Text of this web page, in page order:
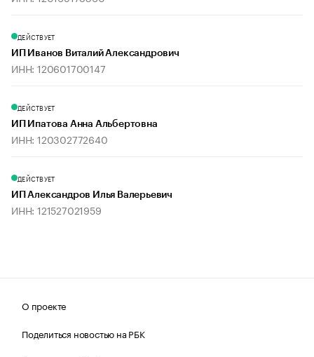
ДЕЙСТВУЕТ
ИП Иванов Виталий Александрович
ИНН: 120601700147
ДЕЙСТВУЕТ
ИП Ипатова Анна Альбертовна
ИНН: 120302772640
ДЕЙСТВУЕТ
ИП Александров Илья Валерьевич
ИНН: 121527021959
О проекте
Поделиться новостью на РБК